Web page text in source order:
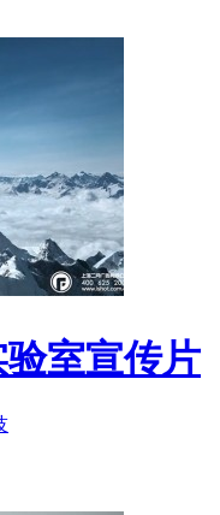
室宣传片